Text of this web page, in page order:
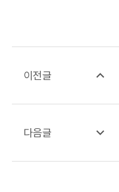
이전글
다음글